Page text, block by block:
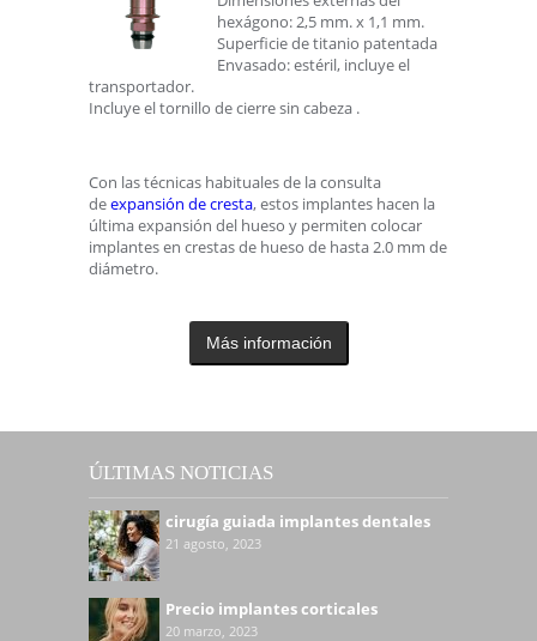
hexágono: 2,5 mm. x 1,1 mm.
Superficie de titanio patentada
Envasado: estéril, incluye el
transportador.
Incluye el tornillo de cierre sin cabeza .
Con las técnicas habituales de la consulta
deexpansión de cresta, estos implantes hacen la
última expansión del hueso y permiten colocar
implantes en crestas de hueso de hasta 2.0 mm de
diámetro.
Más información
ÚLTIMAS NOTICIAS
cirugía guiada implantes dentales
21 agosto, 2023
Precio implantes corticales
20 marzo, 2023